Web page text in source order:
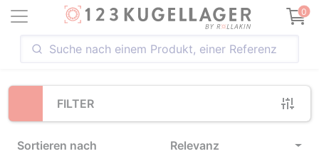
0
FILTER
Sortieren nach Relevanz
Loading...